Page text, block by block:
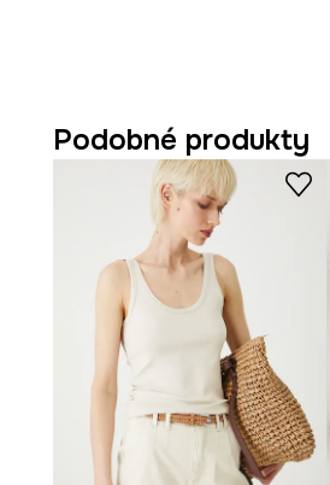
teplotou.
Výstrih do V s golierom
Ažúrová štruktúra
topu.
Hladký vzor
zabezpečuje,
rôznymi prvkami šatníka.
Podobné produkty